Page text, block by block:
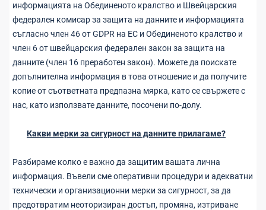
информацията на Обединеното кралство и Швейцарския
федерален комисар за защита на данните и информацията
съгласно член 46 от GDPR на ЕС и Обединеното кралство и
член 6 от швейцарския федерален закон за защита на
данните (член 16 преработен закон). Можете да поискате
допълнителна информация в това отношение и да получите
копие от съответната предпазна мярка, като се свържете с
нас, като използвате данните, посочени по-долу.
Какви мерки за сигурност на данните прилагаме?
Разбираме колко е важно да защитим вашата лична
информация. Въвели сме оперативни процедури и адекватни
технически и организационни мерки за сигурност, за да
предотвратим неоторизиран достъп, промяна, изтриване